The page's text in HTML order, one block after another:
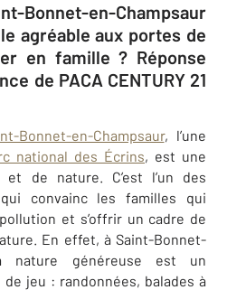
en-Champsaur
agréable aux portes de
en famille ? Réponse
de PACA CENTURY 21
Bonnet-en-Champsaur, l’une
national des Écrins, est une
de nature. C’est l’un des
convainc les familles qui
et s’offrir un cadre de
En effet, à Saint-Bonnet-
nature généreuse est un
jeu : randonnées, balades à